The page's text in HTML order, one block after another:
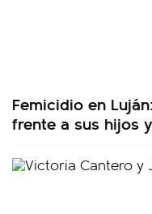
Femicidio en
frente a sus hijos